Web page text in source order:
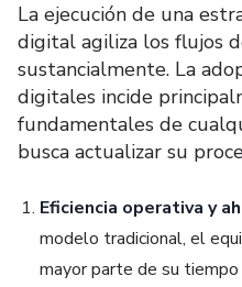
La ejecución de una
digital agiliza los flujos
sustancialmente. La
digitales incide
fundamentales de
busca actualizar su
Eficiencia operativa y
modelo tradicional, el
mayor parte de su